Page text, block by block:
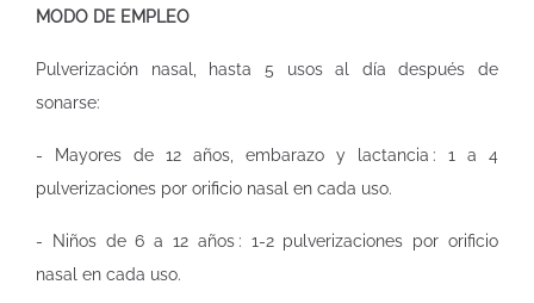
MODO DE EMPLEO
Pulverización nasal, hasta 5 usos al día después de
sonarse:
- Mayores de 12 años, embarazo y lactancia : 1 a 4
pulverizaciones por orificio nasal en cada uso.
- Niños de 6 a 12 años : 1-2 pulverizaciones por orificio
nasal en cada uso.